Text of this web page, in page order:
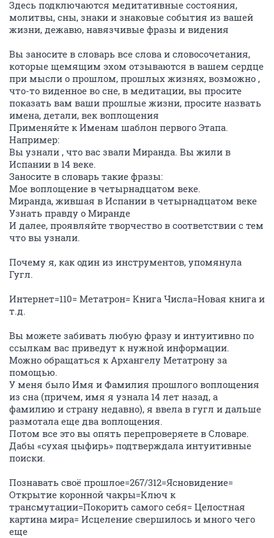
Здесь подключаются медитативные состояния,
молитвы, сны, знаки и знаковые события из вашей
жизни, дежавю, навязчивые фразы и видения
Вы заносите в словарь все слова и словосочетания,
которые щемящим эхом отзываются в вашем сердце
при мысли о прошлом, прошлых жизнях, возможно ,
что-то виденное во сне, в медитации, вы просите
показать вам ваши прошлые жизни, просите назвать
имена, детали, век воплощения
Применяйте к Именам шаблон первого Этапа.
Например:
Вы узнали , что вас звали Миранда. Вы жили в
Испании в 14 веке.
Заносите в словарь такие фразы:
Мое воплощение в четырнадцатом веке.
Миранда, жившая в Испании в четырнадцатом веке
Узнать правду о Миранде
И далее, проявляйте творчество в соответствии с тем
что вы узнали.
Почему я, как один из инструментов, упомянула
Гугл.
Интернет=110= Метатрон= Книга Числа=Новая книга и
т.д.
Вы можете забивать любую фразу и интуитивно по
ссылкам вас приведут к нужной информации.
Можно обращаться к Архангелу Метатрону за
помощью.
У меня было Имя и Фамилия прошлого воплощения
из сна (причем, имя я узнала 14 лет назад, а
фамилию и страну недавно), я ввела в гугл и дальше
размотала еще два воплощения.
Потом все это вы опять перепроверяете в Словаре.
Дабы «сухая цыфирь» подтверждала интуитивные
поиски.
Познавать своё прошлое=267/312=Ясновидение=
Открытие коронной чакры=Ключ к
трансмутации=Покорить самого себя= Целостная
картина мира= Исцеление свершилось и много чего
еще